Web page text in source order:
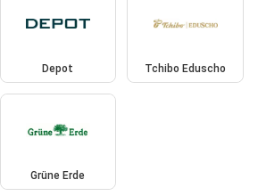
Depot Tchibo Eduscho
Grüne Erde